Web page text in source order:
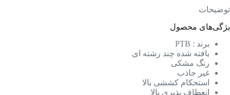
توضیحات
یژگی‌های محصول
برند : PTB
بافته شده چند رشته ای
رنگ مشکی
غیر جاذب
استحکام کششی بالا
انعطاف پذیری بالا